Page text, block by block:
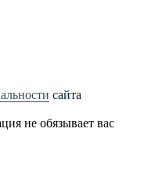
сайта
не обязывает вас